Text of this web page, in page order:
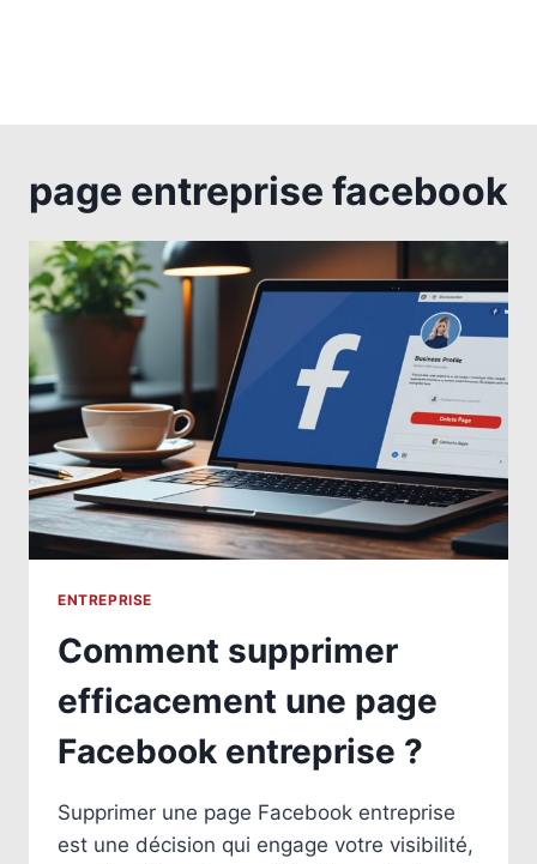
page entreprise facebook
ENTREPRISE
Comment supprimer
efficacement une page
Facebook entreprise ?
Supprimer une page Facebook entreprise
est une décision qui engage votre visibilité,